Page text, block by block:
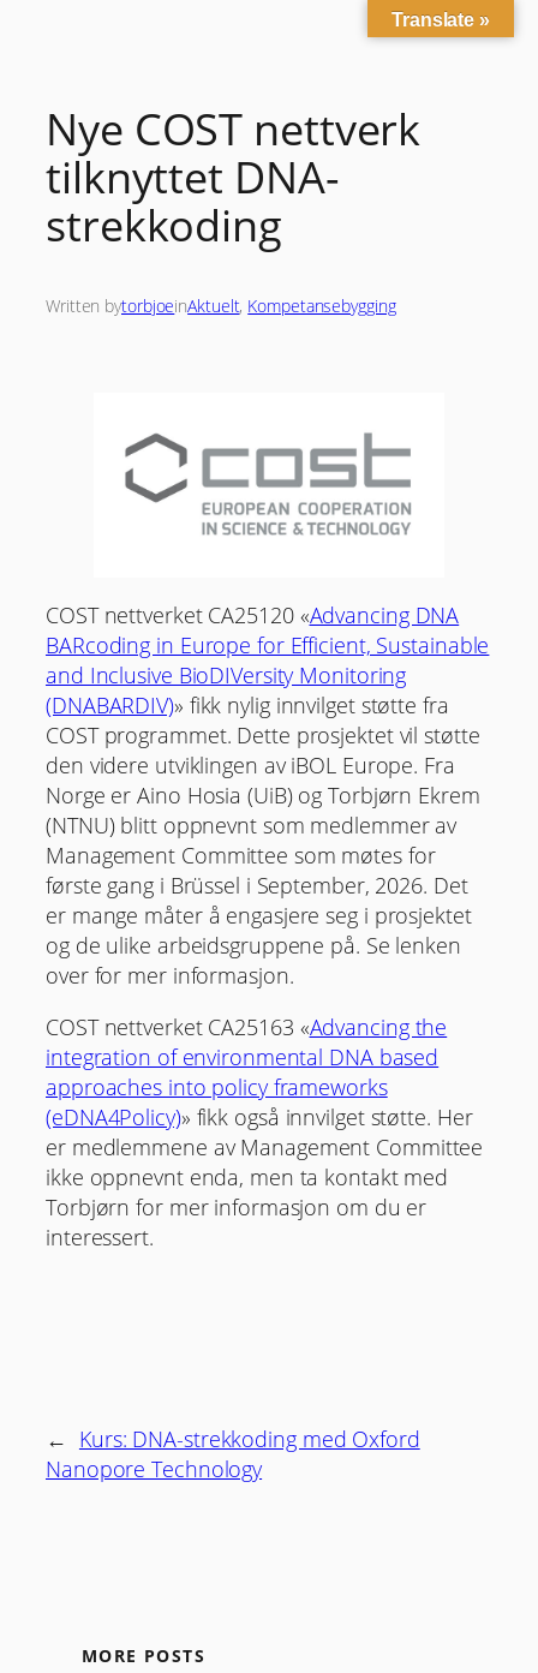
contentNye COST nettverk
tilknyttet DNA-
strekkoding
Written bytorbjoeinAktuelt, Kompetansebygging
COST nettverket CA25120 «Advancing DNA
BARcoding in Europe for Efficient, Sustainable
and Inclusive BioDIVersity Monitoring
(DNABARDIV)» fikk nylig innvilget støtte fra
COST programmet. Dette prosjektet vil støtte
den videre utviklingen av iBOL Europe. Fra
Norge er Aino Hosia (UiB) og Torbjørn Ekrem
(NTNU) blitt oppnevnt som medlemmer av
Management Committee som møtes for
første gang i Brüssel i September, 2026. Det
er mange måter å engasjere seg i prosjektet
og de ulike arbeidsgruppene på. Se lenken
over for mer informasjon.
COST nettverket CA25163 «Advancing the
integration of environmental DNA based
approaches into policy frameworks
(eDNA4Policy)» fikk også innvilget støtte. Her
er medlemmene av Management Committee
ikke oppnevnt enda, men ta kontakt med
Torbjørn for mer informasjon om du er
interessert.
← Kurs: DNA-strekkoding med Oxford
Nanopore Technology
MORE POSTS
Translate »